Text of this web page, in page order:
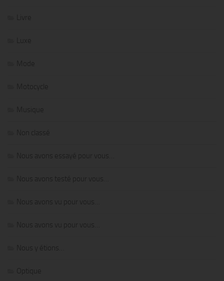
Livre
Luxe
Mode
Motocycle
Musique
Non classé
Nous avons essayé pour vous…
Nous avons testé pour vous…
Nous avons vu pour vous…
Nous avons vu pour vous…
Nous y étions…
Optique